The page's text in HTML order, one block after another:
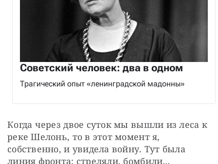
Советский человек: два в одном
Трагический опыт «ленинградской мадонны»
Когда через двое суток мы вышли из леса к
реке Шелонь, то в этот момент я,
собственно, и увидела войну. Тут была
линия фронта: стреляли, бомбили…